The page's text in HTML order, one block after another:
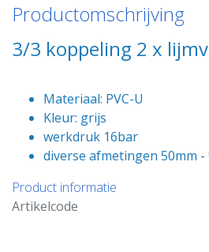
Productomschrijving
3/3 koppeling 2 x
Materiaal: PVC-U
Kleur: grijs
werkdruk 16bar
diverse afmetingen 50mm -
Product informatie
Artikelcode